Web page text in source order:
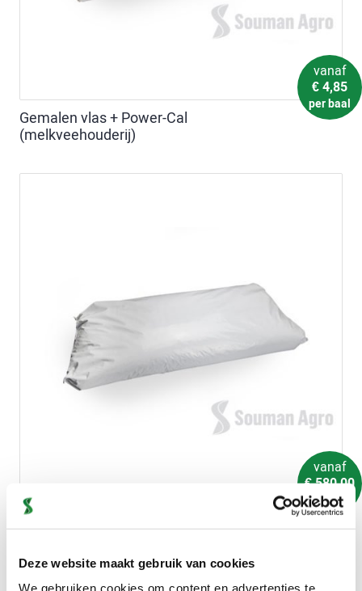
Deze website maakt gebruik van cookies
We gebruiken cookies om content en advertenties te
vanaf
€ 4,85
per baal
Gemalen vlas + Power-Cal
(melkveehouderij)
vanaf
€ 580,00
per stuk
Vlaskorrels